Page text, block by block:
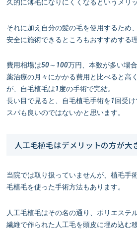
久的に薄毛になりにくくなるというメリッ
それに加え自分の髪の毛を使用するため
安全に施術できるところもおすすめする
費用相場は50～100万円、本数が多い場
薬治療の月々にかかる費用と比べると高
が、自毛植毛は1度の手術で完結。
長い目で見ると、自毛植毛手術を1回受
スパも良いのではないかと思います。
人工毛植毛はデメリットの方が大
当院では取り扱っていませんが、植毛手
毛植毛を使った手術方法もあります。
人工毛植毛はその名の通り、ポリエステ
繊維で作られた人工毛を頭皮に埋め込む